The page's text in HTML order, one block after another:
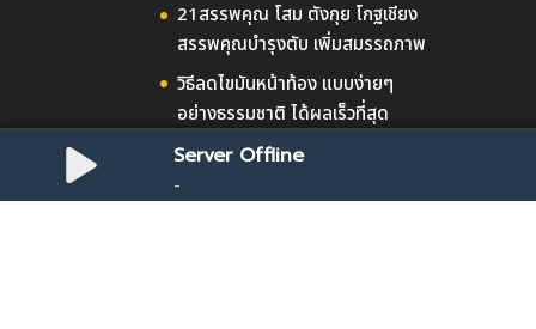
21สรรพคุณ โสม ตังกุย โกฐเชียง
สรรพคุณบำรุงตับ เพิ่มสมรรถภาพ
วิธีลดไขมันหน้าท้อง แบบง่ายๆ
อย่างธรรมชาติ ได้ผลเร็วที่สุด
Server Offline
-